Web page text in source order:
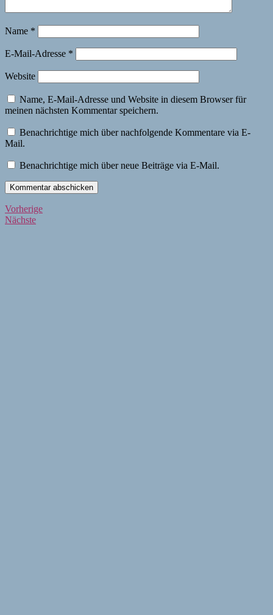
Name *
E-Mail-Adresse *
Website
Name, E-Mail-Adresse und Website in diesem Browser für
meinen nächsten Kommentar speichern.
Benachrichtige mich über nachfolgende Kommentare via E-
Mail.
Benachrichtige mich über neue Beiträge via E-Mail.
Beitragsnavigation
VorherigeVorherige
NächsteNächste